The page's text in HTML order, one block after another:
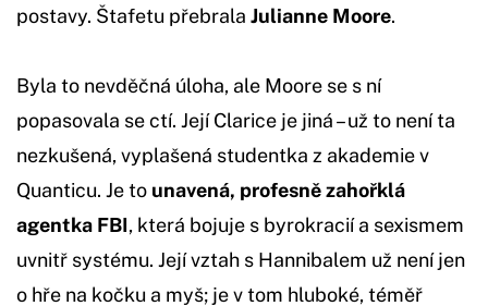
postavy. Štafetu přebrala Julianne Moore.
Byla to nevděčná úloha, ale Moore se s ní
popasovala se ctí. Její Clarice je jiná – už to není ta
nezkušená, vyplašená studentka z akademie v
Quanticu. Je to unavená, profesně zahořklá
agentka FBI, která bojuje s byrokracií a sexismem
uvnitř systému. Její vztah s Hannibalem už není jen
o hře na kočku a myš; je v tom hluboké, téměř